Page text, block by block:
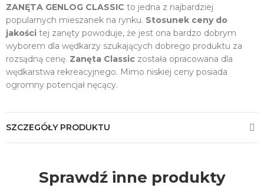
ZANĘTA GENLOG CLASSIC to jedna z najbardziej
popularnych mieszanek na rynku. Stosunek ceny do
jakości tej zanęty powoduje, że jest ona bardzo dobrym
wyborem dla wędkarzy szukających dobrego produktu za
rozsądną cenę. Zanęta Classic została opracowana dla
wędkarstwa rekreacyjnego. Mimo niskiej ceny posiada
ogromny potencjał nęcący.
SZCZEGÓŁY PRODUKTU
Sprawdź inne produkty